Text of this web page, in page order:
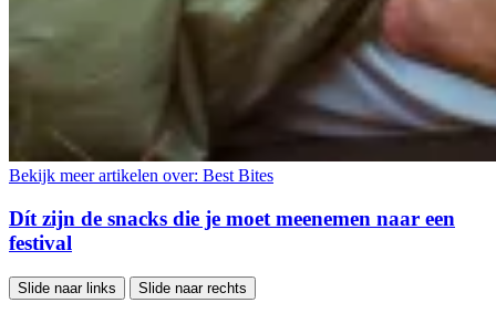
Bekijk meer artikelen over: Best Bites
Dít zijn de snacks die je moet meenemen naar een
festival
Slide naar links Slide naar rechts